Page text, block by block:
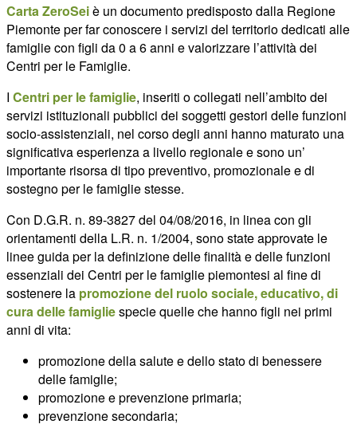
Carta ZeroSeiè un documento predisposto dalla Regione
Piemonte per far conoscere i servizi del territorio dedicati alle
famiglie con figli da 0 a 6 anni e valorizzare l’attività dei
Centri per le Famiglie.
I Centri per le famiglie, inseriti o collegati nell’ambito dei
servizi istituzionali pubblici dei soggetti gestori delle funzioni
socio-assistenziali, nel corso degli anni hanno maturato una
significativa esperienza a livello regionale e sono un’
importante risorsa di tipo preventivo, promozionale e di
sostegno per le famiglie stesse.
Con D.G.R. n. 89-3827 del 04/08/2016, in linea con gli
orientamenti della L.R. n. 1/2004, sono state approvate le
linee guida per la definizione delle finalità e delle funzioni
essenziali dei Centri per le famiglie piemontesi al fine di
sostenere la promozione del ruolo sociale, educativo, di
cura delle famigliespecie quelle che hanno figli nei primi
anni di vita:
promozione della salute e dello stato di benessere
delle famiglie;
promozione e prevenzione primaria;
prevenzione secondaria;